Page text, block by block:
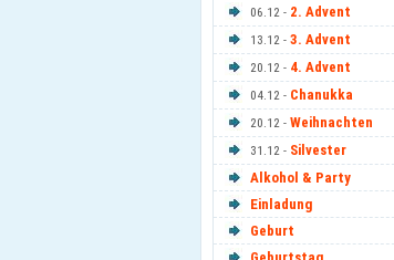
06.12 - 2. Advent
13.12 - 3. Advent
20.12 - 4. Advent
04.12 - Chanukka
20.12 - Weihnachten
31.12 - Silvester
Alkohol & Party
Einladung
Geburt